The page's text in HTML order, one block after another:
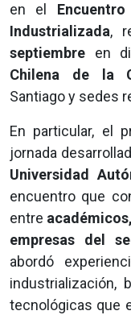
en el
Industrializada,
septiembre en
Chilena de la
Santiago y sedes
En particular, el
jornada
Universidad
encuentro que
entre
empresas del
abordó
industrialización,
tecnológicas que